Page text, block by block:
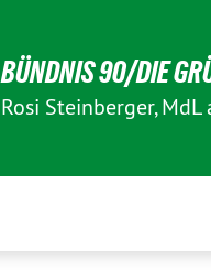
BÜNDNIS 90/DIE
Rosi Steinberger, MdL